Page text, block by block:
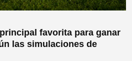
favorita para ganar
las simulaciones de